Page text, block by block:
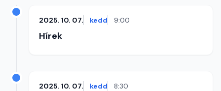
2025. 10. 07. kedd 9:00
Hírek
2025. 10. 07. kedd 8:30